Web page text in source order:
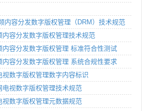
内容分发数字版权管理（DRM）技术规范
容分发数字版权管理技术规范
容分发数字版权管理 标准符合性测试
容分发数字版权管理 系统合规性要求
数字版权管理数字内容标识
视数字版权管理技术规范
数字版权管理元数据规范